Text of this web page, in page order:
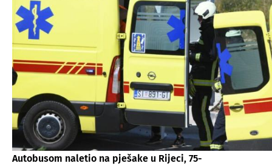
Autobusom naletio na pješake u Rijeci, 75-